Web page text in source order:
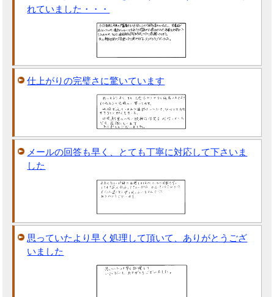
れていました・・・
仕上がりの完璧さに驚いています
メールの回答も早く、とても丁寧に対応して下さいま
した
思っていたより早く処理して頂いて、ありがとうござ
いました